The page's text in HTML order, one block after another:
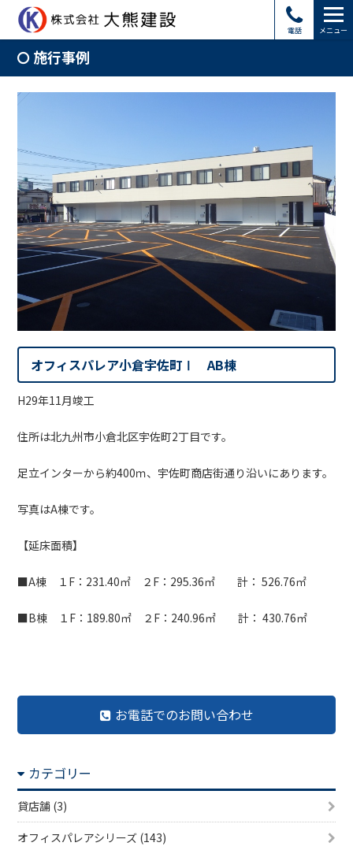
電話 メニュー
施行事例
オフィスパレア小倉宇佐町Ⅰ AB棟
H29年11月竣工
住所は北九州市小倉北区宇佐町2丁目です。
足立インターから約400ｍ、宇佐町商店街通り沿いにあります。
写真はA棟です。
【延床面積】
■A棟 １F：231.40㎡ ２F：295.36㎡ 計： 526.76㎡
■B棟 １F：189.80㎡ ２F：240.96㎡ 計： 430.76㎡
お電話でのお問い合わせ
カテゴリー
貸店舗 (3)
オフィスパレアシリーズ (143)